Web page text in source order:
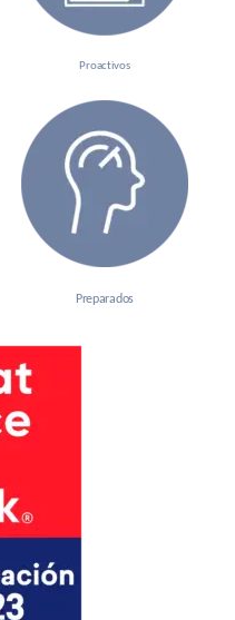
Proactivos
Preparados